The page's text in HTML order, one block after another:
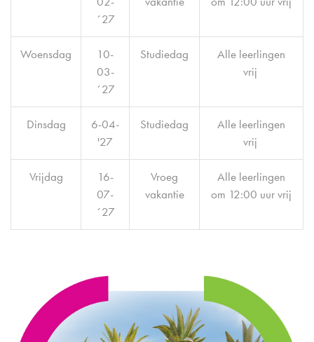
´27
Woensdag
10-
03-
´27
Studiedag
Alle leerlingen
vrij
Dinsdag
6-04-
'27
Studiedag
Alle leerlingen
vrij
Vrijdag
16-
07-
´27
Vroeg
vakantie
Alle leerlingen
om 12:00 uur vrij